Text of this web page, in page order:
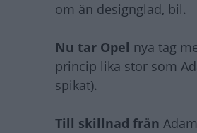
om än designglad, bil.
Nu tar Opel nya tag
princip lika stor som
spikat).
Till skillnad från